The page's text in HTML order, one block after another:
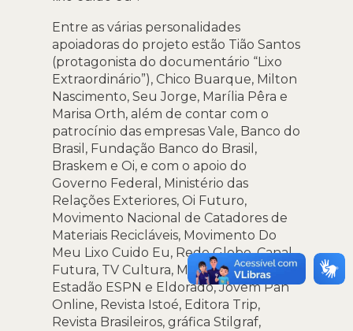
Entre as várias personalidades
apoiadoras do projeto estão Tião Santos
(protagonista do documentário “Lixo
Extraordinário”), Chico Buarque, Milton
Nascimento, Seu Jorge, Marília Pêra e
Marisa Orth, além de contar com o
patrocínio das empresas Vale, Banco do
Brasil, Fundação Banco do Brasil,
Braskem e Oi, e com o apoio do
Governo Federal, Ministério das
Relações Exteriores, Oi Futuro,
Movimento Nacional de Catadores de
Materiais Recicláveis, Movimento Do
Meu Lixo Cuido Eu, Rede Globo, Canal
Futura, TV Cultura, MTV, Rádios CBN,
Estadão ESPN e Eldorado, Jovem Pan
Online, Revista Istoé, Editora Trip,
Revista Brasileiros, gráfica Stilgraf,